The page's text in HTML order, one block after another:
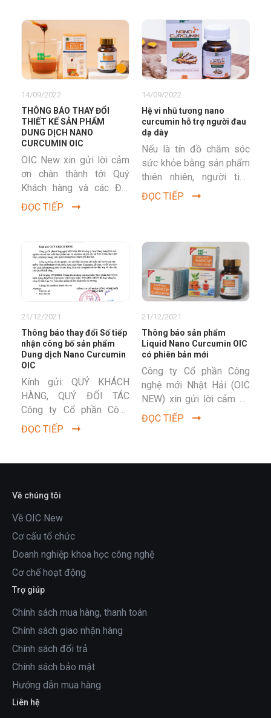
14/09/2022
THÔNG BÁO THAY ĐỔI
THIẾT KẾ SẢN PHẨM
DUNG DỊCH NANO
CURCUMIN OIC
OIC New xin gửi lời cảm
ơn chân thành tới Quý
Khách hàng và các Đối
tác đã tín nhiệm sản
phẩm Dung dịch Nano...
ĐỌC TIẾP
14/09/2022
Hệ vi nhũ tương nano
curcumin hỗ trợ người đau
dạ dày
Nếu là tín đồ chăm sóc
sức khỏe bằng sản phẩm
thiên nhiên, người tiêu
dùng không thể không
biết đến sản phẩm hỗ
ĐỌC TIẾP
21/12/2021
Thông báo thay đổi Số tiếp
nhận công bố sản phẩm
Dung dịch Nano Curcumin
OIC
Kính gửi: QUÝ KHÁCH
HÀNG, QUÝ ĐỐI TÁC
Công ty Cổ phần Công
nghệ Mới Nhật Hải là
công ty hoạt động trong
ĐỌC TIẾP
21/12/2021
Thông báo sản phẩm
Liquid Nano Curcumin OIC
có phiên bản mới
Công ty Cổ phần Công
nghệ mới Nhật Hải (OIC
NEW) xin gửi lời cảm ơn
chân thành tới Quý Khách
hàng và các Đối...
ĐỌC TIẾP
Về chúng tôi
Về OIC New
Cơ cấu tổ chức
Doanh nghiệp khoa học công nghệ
Cơ chế hoạt động
Trợ giúp
Chính sách mua hàng, thanh toán
Chính sách giao nhận hàng
Chính sách đổi trả
Chính sách bảo mật
Hướng dẫn mua hàng
Liên hệ